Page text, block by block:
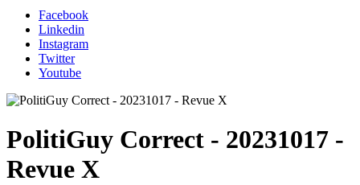
Facebook
Linkedin
Instagram
Twitter
Youtube
PolitiGuy Correct - 20231017 -
Revue X